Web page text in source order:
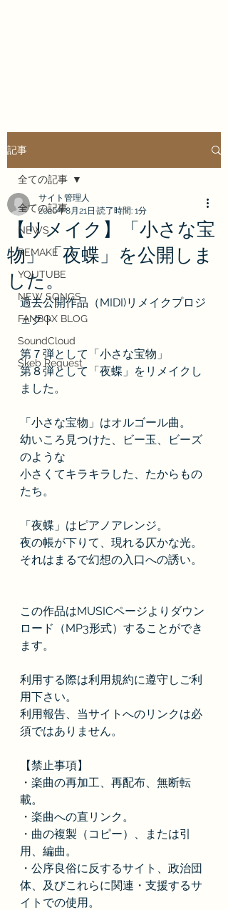
記事
全ての記事
NEWS
REMAKE
YOUTUBE
NEW SONGS
FANBOX BLOG
SoundCloud
Skeb Request
全ての記事
【リメイク】「小さな宝
物」「夜蝶」を公開しま
した。
サイト管理人
2020年8月21日 読了時間: 1分
過去公開作品（MIDI)リメイクプロジ
ェクト
第７弾として「小さな宝物」
第８弾として「夜蝶」をリメイクし
ました。
「小さな宝物」はオルゴール曲。
幼いころ見つけた、ビー玉、ビーズ
のような
小さくてキラキラした、たからもの
たち。
「夜蝶」はピアノアレンジ。
夜の帳が下りて、現れる仄かな光。
それはまるで幻想の入口への誘い。
この作品はMUSICページよりダウン
ロード（MP3形式）することができ
ます。
利用する際は利用規約に遵守しご利
用下さい。
利用報告、当サイトへのリンクは必
須ではありません。
【禁止事項】
・楽曲の再加工、再配布、無断転
載。
・楽曲への直リンク。
・曲の複製（コピー）、または引
用、編曲。
・公序良俗に反するサイト、政治団
体、及びこれらに関連・支援するサ
イトでの使用。